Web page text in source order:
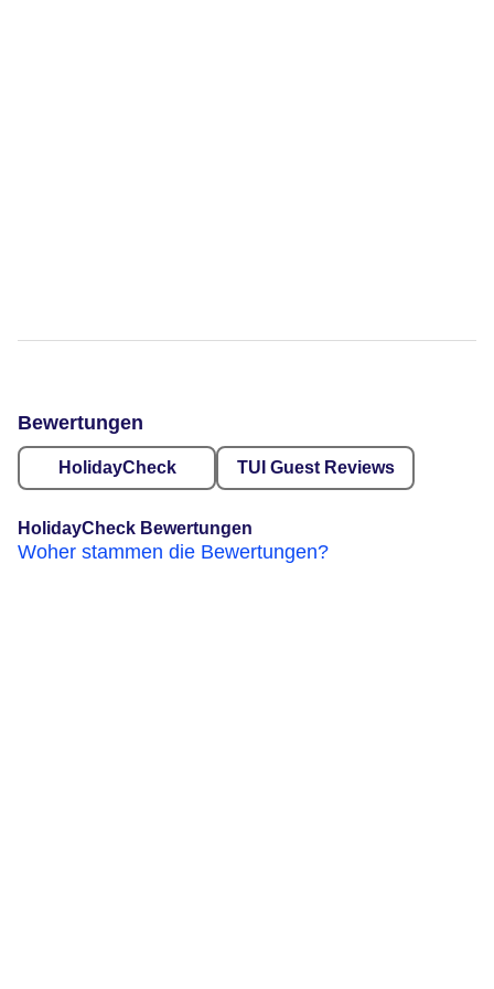
Bewertungen
HolidayCheck TUI Guest Reviews
HolidayCheck Bewertungen
Woher stammen die Bewertungen?